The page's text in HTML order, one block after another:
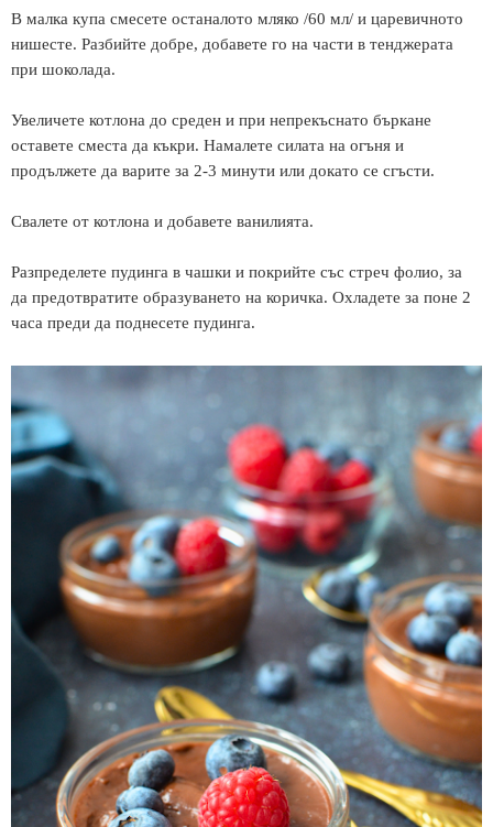
В малка купа смесете останалото мляко /60 мл/ и царевичното
нишесте. Разбийте добре, добавете го на части в тенджерата
при шоколада.
Увеличете котлона до среден и при непрекъснато бъркане
оставете сместа да къкри. Намалете силата на огъня и
продължете да варите за 2-3 минути или докато се сгъсти.
Свалете от котлона и добавете ванилията.
Разпределете пудинга в чашки и покрийте със стреч фолио, за
да предотвратите образуването на коричка. Охладете за поне 2
часа преди да поднесете пудинга.